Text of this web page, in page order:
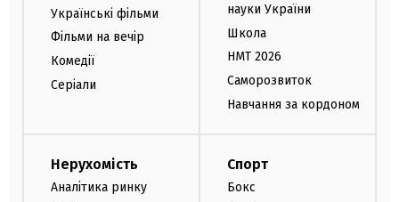
Українські фільми
Фільми на вечір
Комедії
Серіали
науки України
Школа
НМТ 2026
Саморозвиток
Навчання за кордоном
Нерухомість
Аналітика ринку
Спорт
Бокс